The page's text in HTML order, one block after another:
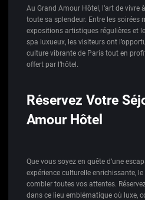
Au Grand Amour Hôtel, l’art de vivre
toute sa splendeur. Entre les soirées
expositions artistiques régulières et
spa luxueux, les visiteurs ont
culture vibrante de Paris tout en
offert par l’hôtel.
Réservez Votre
Amour Hôtel
Que vous soyez en quête d’une
expérience culturelle enrichissante,
combler toutes vos attentes.
dans ce lieu emblématique où luxe,